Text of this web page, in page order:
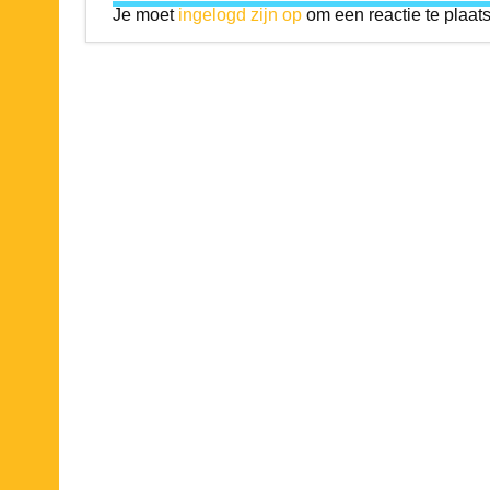
Je moet ingelogd zijn opom een reactie te